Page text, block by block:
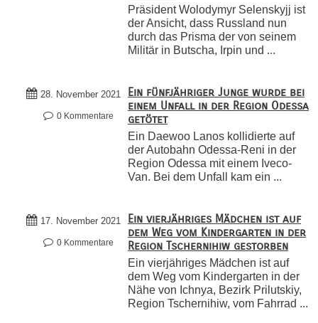
Präsident Wolodymyr Selenskyjj ist
der Ansicht, dass Russland nun
durch das Prisma der von seinem
Militär in Butscha, Irpin und ...
28. November 2021
0 Kommentare
Ein fünfjähriger Junge wurde bei
einem Unfall in der Region Odessa
getötet
Ein Daewoo Lanos kollidierte auf
der Autobahn Odessa-Reni in der
Region Odessa mit einem Iveco-
Van. Bei dem Unfall kam ein ...
17. November 2021
0 Kommentare
Ein vierjähriges Mädchen ist auf
dem Weg vom Kindergarten in der
Region Tschernihiw gestorben
Ein vierjähriges Mädchen ist auf
dem Weg vom Kindergarten in der
Nähe von Ichnya, Bezirk Prilutskiy,
Region Tschernihiw, vom Fahrrad ...